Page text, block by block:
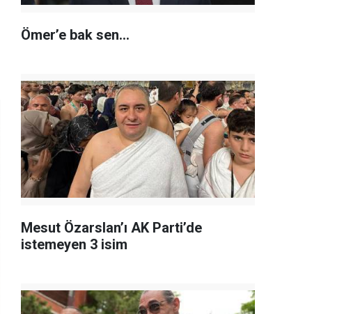
Ömer’e bak sen…
Mesut Özarslan’ı AK Parti’de
istemeyen 3 isim